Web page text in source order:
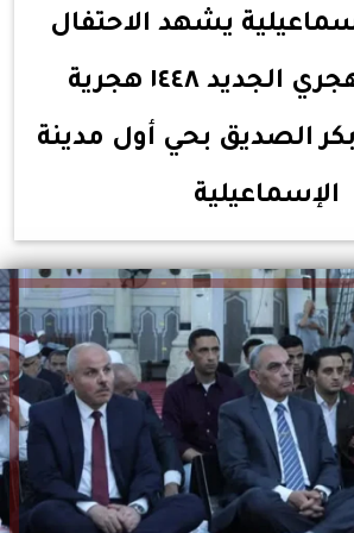
يشهد الاحتفال
بالعام الهجري الجديد ١٤٤٨ هجرية
الصديق بحي أول مدينة
الإسماعيلية